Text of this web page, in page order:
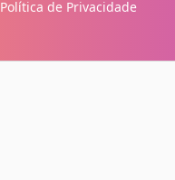
Política de Privacidade